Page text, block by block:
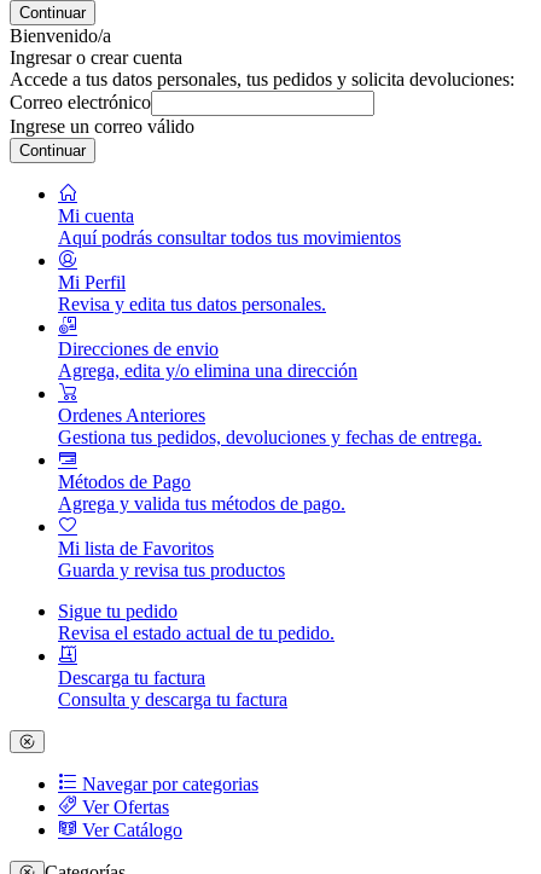
Continuar
Bienvenido/a
Ingresar o crear cuenta
Accede a tus datos personales, tus pedidos y solicita devoluciones:
Correo electrónico
Ingrese un correo válido
Continuar
Mi cuenta
Aquí podrás consultar todos tus movimientos
Mi Perfil
Revisa y edita tus datos personales.
Direcciones de envio
Agrega, edita y/o elimina una dirección
Ordenes Anteriores
Gestiona tus pedidos, devoluciones y fechas de entrega.
Métodos de Pago
Agrega y valida tus métodos de pago.
Mi lista de Favoritos
Guarda y revisa tus productos
Sigue tu pedido
Revisa el estado actual de tu pedido.
Descarga tu factura
Consulta y descarga tu factura
Navegar por categorias
Ver Ofertas
Ver Catálogo